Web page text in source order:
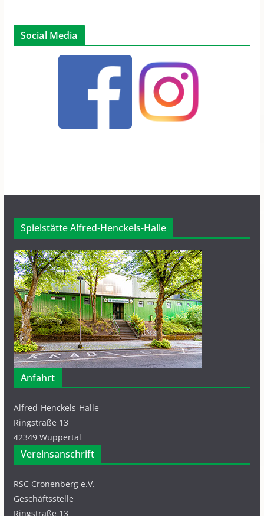
Social Media
Spielstätte Alfred-Henckels-Halle
Anfahrt
Alfred-Henckels-Halle
Ringstraße 13
42349 Wuppertal
Vereinsanschrift
RSC Cronenberg e.V.
Geschäftsstelle
Ringstraße 13